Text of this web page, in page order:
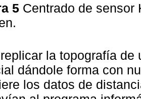
5 Centrado de sensor
la topografía
dándole forma con
los datos de